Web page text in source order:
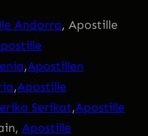
Andorra, Apostille
,Apostillen
,Apostille
Serikat,Apostille
Apostille